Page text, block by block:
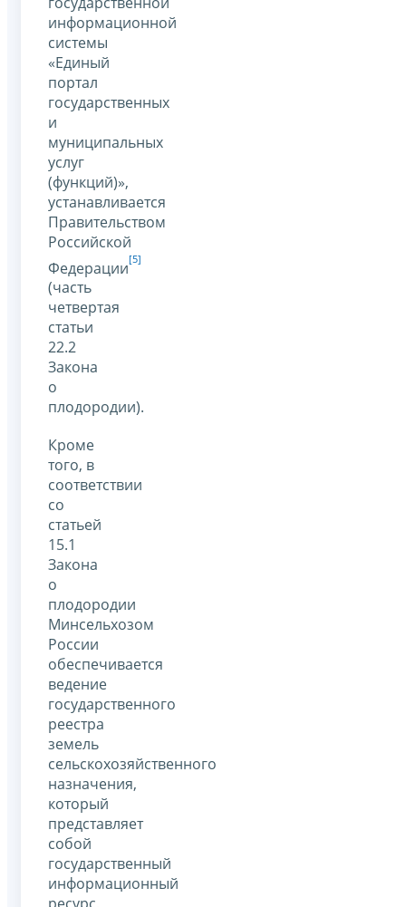
информационной
системы
«Единый
портал
государственных
и
муниципальных
услуг
(функций)»,
устанавливается
Правительством
Российской
Федерации[5]
(часть
четвертая
статьи
22.2
Закона
о
плодородии).
Кроме
того, в
соответствии
со
статьей
15.1
Закона
о
плодородии
Минсельхозом
России
обеспечивается
ведение
государственного
реестра
земель
сельскохозяйственного
назначения,
который
представляет
собой
государственный
информационный